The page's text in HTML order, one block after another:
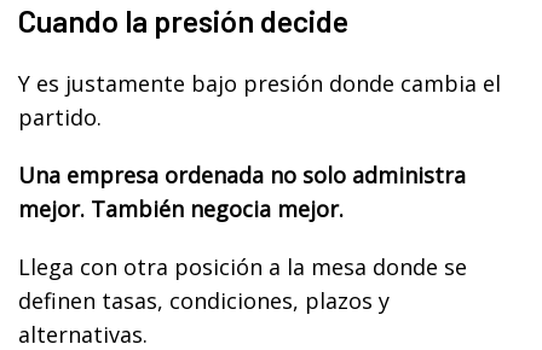
Cuando la presión decide
Y es justamente bajo presión donde cambia el
partido.
Una empresa ordenada no solo administra
mejor. También negocia mejor.
Llega con otra posición a la mesa donde se
definen tasas, condiciones, plazos y
alternativas.